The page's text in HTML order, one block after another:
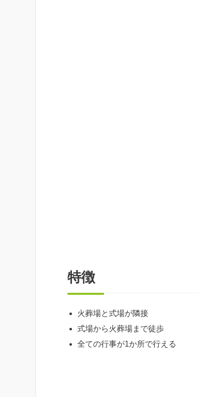
特徴
火葬場と式場が隣接
式場から火葬場まで徒歩
全ての行事が1か所で行える